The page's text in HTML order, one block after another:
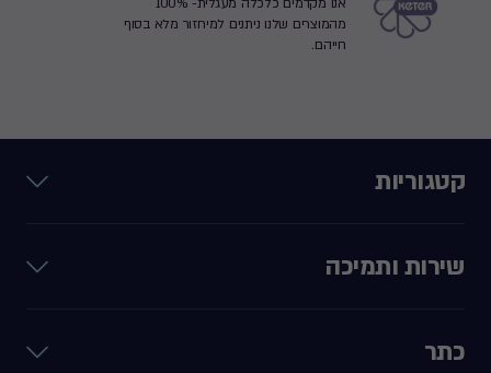
מהמוצרים שלנו ניתנים למיחזור מלא בסוף
חייהם.
קטגוריות
שירות ותמיכה
כתר